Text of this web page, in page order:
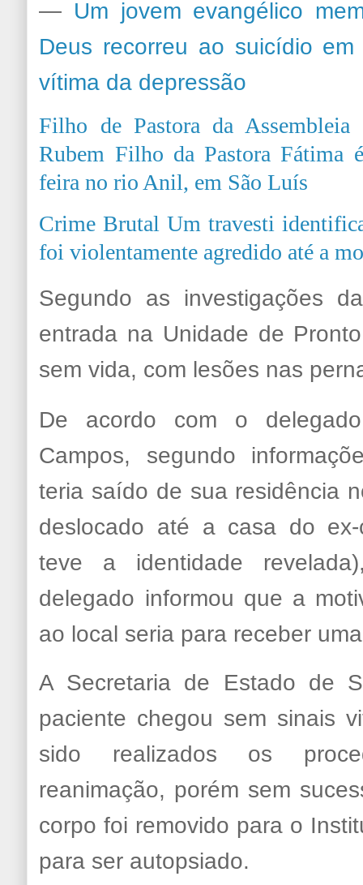
— Um jovem evangélico
Deus recorreu ao suicídio
vítima da depressão
Filho de Pastora da
Rubem Filho da Pastora Fátima
feira no rio Anil, em São Luís
Crime Brutal Um travesti
foi violentamente agredido até a
Segundo as investigações
entrada na Unidade de
sem vida, com lesões nas
De acordo com o
Campos, segundo
teria saído de sua residência
deslocado até a casa do ex-
teve a identidade
delegado informou que a
ao local seria para receber
A Secretaria de Estado de
paciente chegou sem sinais
sido realizados os
reanimação, porém sem
corpo foi removido para o
para ser autopsiado.